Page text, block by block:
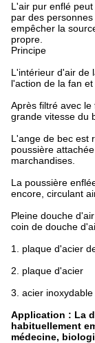
L'air pur enflé
par des
empêcher la
propre.
Principe
L'intérieur d'air de
l'action de la fan
Après filtré avec
grande vitesse du
L'ange de bec est
poussière
marchandises.
La poussière
encore, circulant
Pleine douche
coin de douche
1. plaque d'acier
2. plaque d'acier
3. acier inoxydable
Application : La
habituellement
médecine,